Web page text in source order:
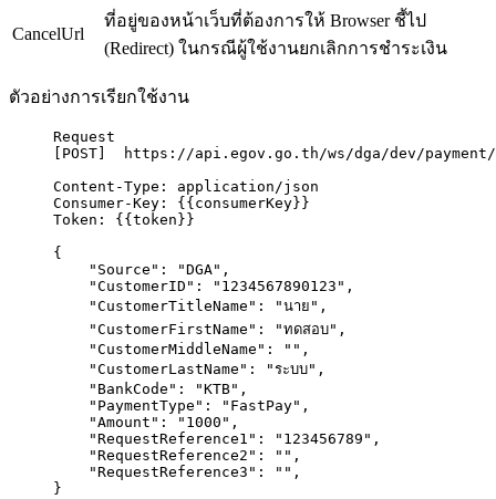
CancelUrl
ที่อยู่ของหน้าเว็บที่ต้องการให้ Browser ชี้ไป
(Redirect) ในกรณีผู้ใช้งานยกเลิกการชำระเงิน
ตัวอย่างการเรียกใช้งาน
Request
POST ]  https: //api.egov.go.th/ws/dga/dev/
Content-Type: application/json
Consumer-Key: { {consumerKey}}
Token: { {token }}
{
"Source" : "DGA" ,
"CustomerID" : " 1234567890123 " ,
"CustomerTitleName" : "นาย " ,
"CustomerFirstName" : "ทดสอบ" ,
"CustomerMiddleName" : "" ,
"CustomerLastName" : "ระบบ" ,
"BankCode" : "KTB" ,
"PaymentType" : " FastPay" ,
"Amount" : " 1000 " ,
"RequestReference1" : " 123456789 " ,
"RequestReference2" : "" ,
"RequestReference3" : "" ,
}